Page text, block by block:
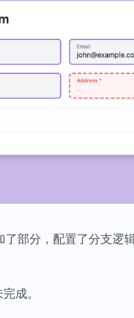
部分，配置了分支逻
成。